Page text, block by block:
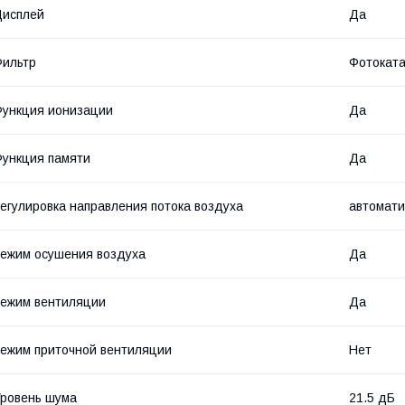
Да
ионизации Да
памяти Да
направления потока воздуха
осушения воздуха Да
вентиляции Да
приточной вентиляции Нет
шума 21.5 дБ